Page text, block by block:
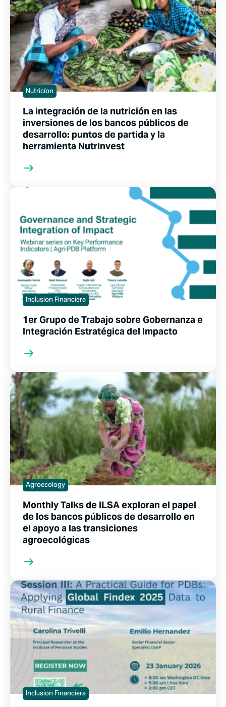
Nutricíon
La integración de la nutrición en las
inversiones de los bancos públicos de
desarrollo: puntos de partida y la
herramienta NutrInvest
Inclusion Financiera
1er Grupo de Trabajo sobre Gobernanza e
Integración Estratégica del Impacto
Agroecology
Monthly Talks de ILSA exploran el papel
de los bancos públicos de desarrollo en
el apoyo a las transiciones
agroecológicas
Inclusion Financiera